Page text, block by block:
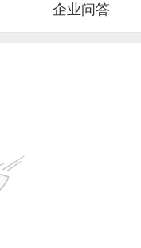
企业问答